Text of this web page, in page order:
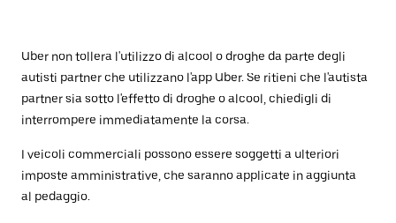
Uber non tollera l'utilizzo di alcool o droghe da parte degli
autisti partner che utilizzano l'app Uber. Se ritieni che l'autista
partner sia sotto l'effetto di droghe o alcool, chiedigli di
interrompere immediatamente la corsa.
I veicoli commerciali possono essere soggetti a ulteriori
imposte amministrative, che saranno applicate in aggiunta
al pedaggio.